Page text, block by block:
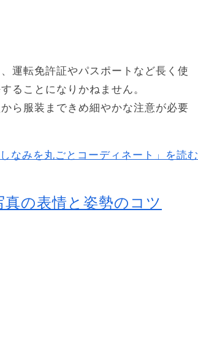
運転免許証やパスポートなど長く使
ることになりかねません。
ら服装まできめ細やかな注意が必要
なみを丸ごとコーディネート」を読む
の表情と姿勢のコツ